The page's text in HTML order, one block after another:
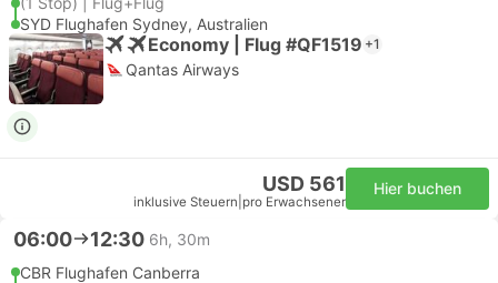
SYD Flughafen Sydney, Australien
Economy | Flug #QF1519 +1
Qantas Airways
USD 561
inklusive Steuern pro Erwachsener
Hier buchen
06:00 12:30 6h, 30m
CBR Flughafen Canberra